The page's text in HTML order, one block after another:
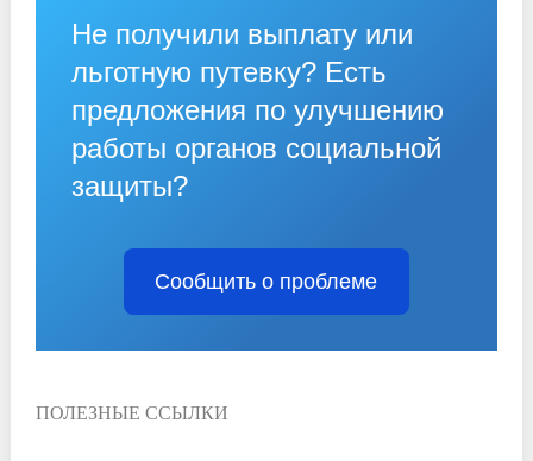
Не получили выплату или
льготную путевку? Есть
предложения по улучшению
работы органов социальной
защиты?
Сообщить о проблеме
ПОЛЕЗНЫЕ ССЫЛКИ